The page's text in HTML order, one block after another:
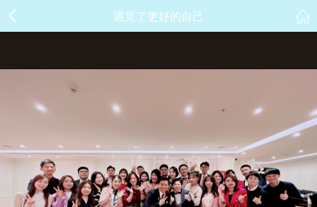
遇見了更好的自己